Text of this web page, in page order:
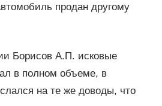
продан другому
Борисов А.П. исковые
в полном объеме, в
на те же доводы, что